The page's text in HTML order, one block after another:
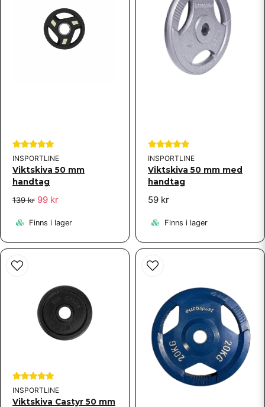
INSPORTLINE
Viktskiva 50 mm
handtag
139 kr 99 kr
Finns i lager
INSPORTLINE
Viktskiva 50 mm med
handtag
59 kr
Finns i lager
INSPORTLINE
Viktskiva Castyr 50 mm